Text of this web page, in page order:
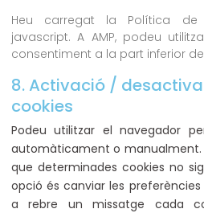
Heu carregat la Política de
javascript. A AMP, podeu
consentiment a la part inferior
8. Activació /
cookies
Podeu utilitzar el navegador
automàticament o manualment.
que determinades cookies no
opció és canviar les
a rebre un missatge cada